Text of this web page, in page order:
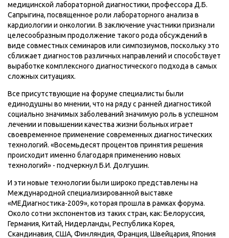
медицинской лабораторной диагностики, профессора Д.Б.
Сапрыгина, посвященное роли лабораторного анализа в
кардиологии и онкологии. В заключение участники признали
целесообразным продолжение такого рода обсуждений в
виде совместных семинаров или симпозиумов, поскольку это
сближает диагностов различных направлений и способствует
выработке комплексного диагностического подхода в самых
сложных ситуациях.
Все присутствующие на форуме специалисты были
единодушны во мнении, что на ряду с ранней диагностикой
социально значимых заболеваний значимую роль в успешном
лечении и повышении качества жизни больных играет
своевременное применение современных диагностических
технологий. «Восемьдесят процентов принятия решения
происходит именно благодаря применению новых
технологий» - подчеркнул Б.И. Долгушин.
И эти новые технологии были широко представлены на
Международной специализированной выставке
«МЕДиагностика-2009», которая прошла в рамках форума.
Около сотни экспонентов из таких стран, как: Белоруссия,
Германия, Китай, Нидерланды, Республика Корея,
Скандинавия, США, Финляндия, Франция, Швейцария, Япония